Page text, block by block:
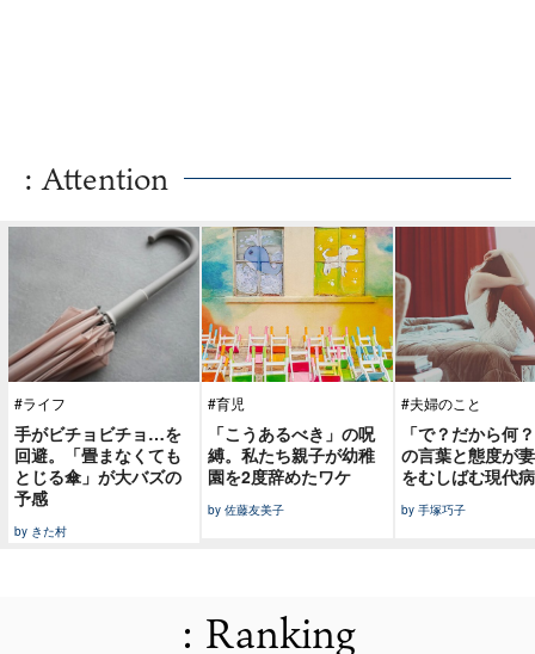
: Attention
#ライフ
手がビチョビチョ…を
回避。「畳まなくても
とじる傘」が大バズの
予感
by きた村
#育児
「こうあるべき」の呪
縛。私たち親子が幼稚
園を2度辞めたワケ
by 佐藤友美子
#夫婦のこと
「で？だから何
の言葉と態度が
をむしばむ現代病
by 手塚巧子
: Ranking